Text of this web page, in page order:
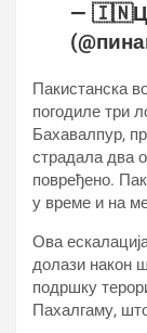
—
Пакистанска
погодиле три
Бахавалпур,
страдала два
повређено.
у време и на
Ова
долази након
подршку
Пахалгаму,